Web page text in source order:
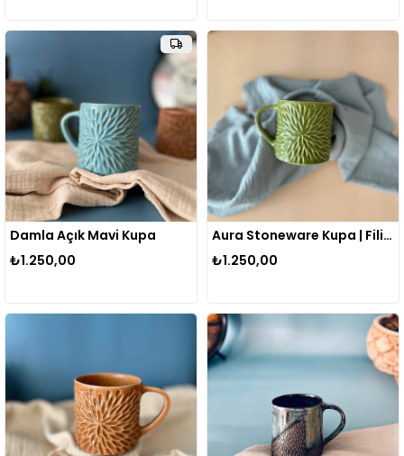
Damla Açık Mavi Kupa
₺1.250,00
Aura Stoneware Kupa | Filiz Yeşili
₺1.250,00